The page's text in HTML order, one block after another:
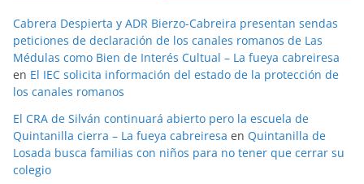
Cabrera Despierta y ADR Bierzo-Cabreira presentan sendas
peticiones de declaración de los canales romanos de Las
Médulas como Bien de Interés Cultual – La fueya cabreiresa
en El IEC solicita información del estado de la protección de
los canales romanos
El CRA de Silván continuará abierto pero la escuela de
Quintanilla cierra – La fueya cabreiresa en Quintanilla de
Losada busca familias con niños para no tener que cerrar su
colegio